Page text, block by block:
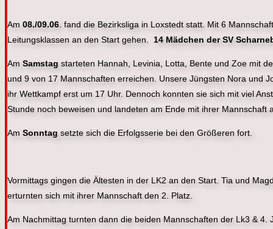
Am 08./09.06 . fand die Bezirksliga in Loxstedt statt. Mit 6
Leitungsklassen an den Start gehen. 14 Mädchen der SV
Am Samstag starteten Hannah, Levinia, Lotta, Bente und Zoe mit
und 9 von 17 Mannschaften erreichen. Unsere Jüngsten Nora und
ihr Wettkampf erst um 17 Uhr. Dennoch konnten sie sich mit viel
Stunde noch beweisen und landeten am Ende mit ihrer Mannschaft
Am Sonntag setzte sich die Erfolgsserie bei den Größeren fort.
Vormittags gingen die Ältesten in der LK2 an den Start. Tia und
erturnten sich mit ihrer Mannschaft den 2. Platz.
Am Nachmittag turnten dann die beiden Mannschaften der Lk3 &